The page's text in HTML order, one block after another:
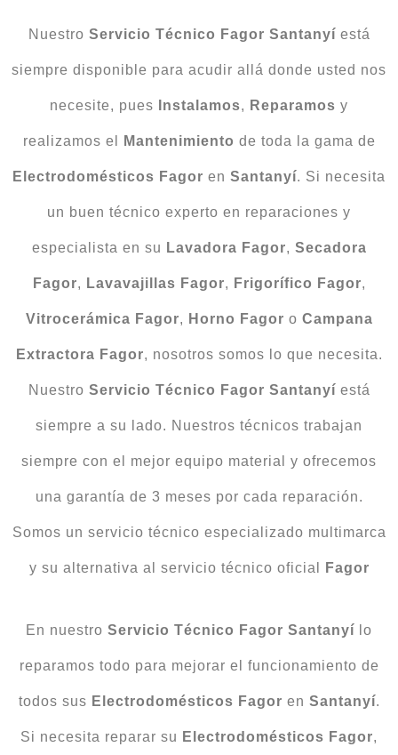
Nuestro Servicio Técnico Fagor Santanyí está
siempre disponible para acudir allá donde usted nos
necesite, pues Instalamos, Reparamos y
realizamos el Mantenimiento de toda la gama de
Electrodomésticos Fagor en Santanyí. Si necesita
un buen técnico experto en reparaciones y
especialista en su Lavadora Fagor, Secadora
Fagor, Lavavajillas Fagor, Frigorífico Fagor,
Vitrocerámica Fagor, Horno Fagor o Campana
Extractora Fagor, nosotros somos lo que necesita.
Nuestro Servicio Técnico Fagor Santanyí está
siempre a su lado. Nuestros técnicos trabajan
siempre con el mejor equipo material y ofrecemos
una garantía de 3 meses por cada reparación.
Somos un servicio técnico especializado multimarca
y su alternativa al servicio técnico oficial Fagor
En nuestro Servicio Técnico Fagor Santanyí lo
reparamos todo para mejorar el funcionamiento de
todos sus Electrodomésticos Fagor en Santanyí.
Si necesita reparar su Electrodomésticos Fagor,